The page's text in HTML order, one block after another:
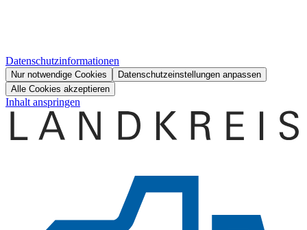
Datenschutzinformationen
Nur notwendige Cookies
Datenschutzeinstellungen anpassen
Alle Cookies akzeptieren
Inhalt anspringen